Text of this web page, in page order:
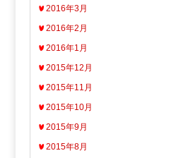
2016年3月
2016年2月
2016年1月
2015年12月
2015年11月
2015年10月
2015年9月
2015年8月